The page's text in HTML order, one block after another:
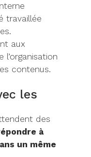
travaillée
aux
contenus.
les
des
à
un même